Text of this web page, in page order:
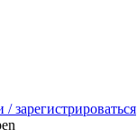
/ зарегистрироваться